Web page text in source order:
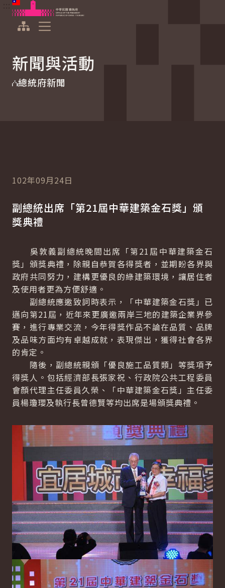
跳到主要內容
中華民國總統府
新聞與活動
總統府新聞
102年09月24日
副總統出席「第21屆中華建築金石獎」頒
獎典禮
吳敦義副總統晚間出席「第21屆中華建築金石
獎」頒獎典禮，除親自恭賀各得獎者，並期盼各界與
政府共同努力，建構更優良的綠建築環境，讓居住者
及使用者更為方便舒適。
副總統應邀致詞時表示，「中華建築金石獎」已
邁向第21屆，近年來更廣邀兩岸三地的建築企業界參
賽，進行專業交流，今年得獎作品不論在品質、品牌
及品味方面均有卓越成就，表現傑出，獲得社會各界
的肯定。
隨後，副總統親頒「優良施工品質類」等獎項予
得獎人。包括經濟部長張家祝、行政院公共工程委員
會顏代理主任委員久榮、「中華建築金石獎」主任委
員楊瓊瓔及執行長曾德賢等均出席是場頒獎典禮。